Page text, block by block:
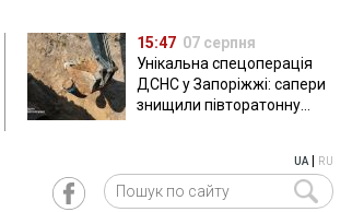
15:47 07 серпня
Унікальна спецоперація
ДСНС у Запоріжжі: сапери
знищили півторатонну
UA| RU